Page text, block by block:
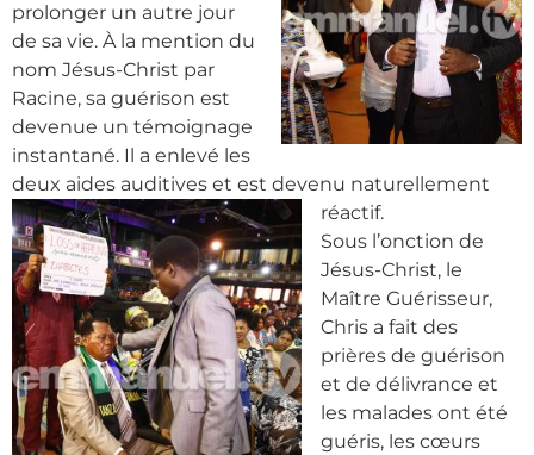
prolonger un autre jour
de sa vie. À la mention du
nom Jésus-Christ par
Racine, sa guérison est
devenue un témoignage
instantané. Il a enlevé les
deux aides auditives et est devenu naturellement
réactif.
Sous l’onction de
Jésus-Christ, le
Maître Guérisseur,
Chris a fait des
prières de guérison
et de délivrance et
les malades ont été
guéris, les cœurs